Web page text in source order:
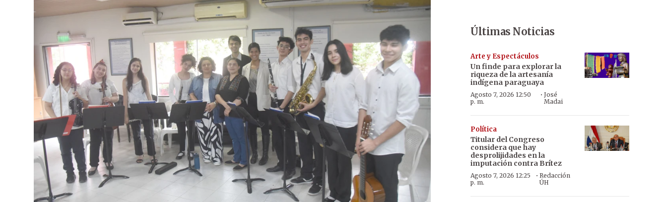
Últimas Noticias
Arte y Espectáculos
Un finde para explorar la
riqueza de la artesanía
indígena paraguaya
Agosto 7, 2026 12:50
p. m.
·José
Madai
Política
Titular del Congreso
considera que hay
desprolijidades en la
imputación contra Brítez
Agosto 7, 2026 12:25
p. m.
· Redacción
ÚH